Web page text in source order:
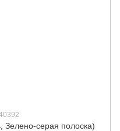
Зелено-серая полоска)